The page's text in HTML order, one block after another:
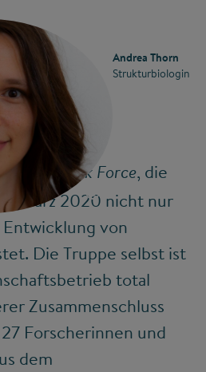
©
Andrea Thorn
Strukturbiologin
Task Force, die
März 2020 nicht nur
von
Die Truppe selbst ist
total
Zusammenschluss
Forscherinnen und
dem